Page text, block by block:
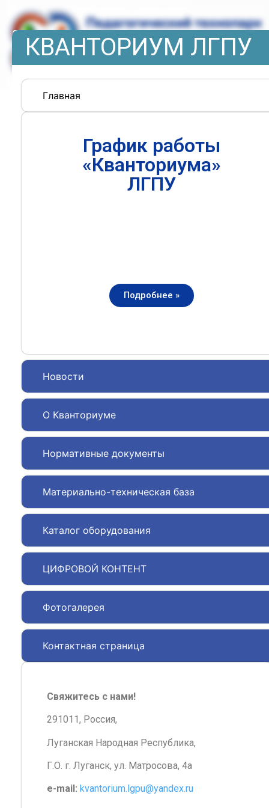
КВАНТОРИУМ ЛГПУ
Главная
Новости
О Кванториуме
Нормативные документы
Материально-техническая база
Каталог оборудования
ЦИФРОВОЙ КОНТЕНТ
Фотогалерея
Контактная страница
График работы
«Кванториума»
ЛГПУ
Подробнее »
Свяжитесь с нами!
291011, Россия,
Луганская Народная Республика,
Г.О. г. Луганск, ул. Матросова, 4а
e-mail: kvantorium.lgpu@yandex.ru